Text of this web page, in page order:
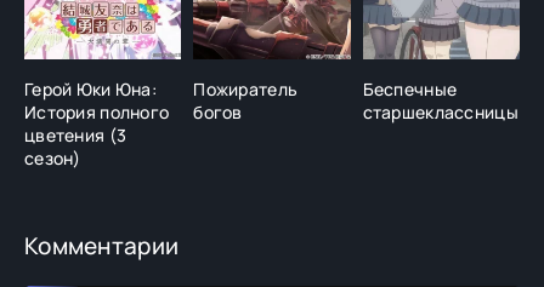
Герой Юки Юна:
История полного
цветения (3
сезон)
Пожиратель
богов
Беспечные
старшеклассницы
Комментарии